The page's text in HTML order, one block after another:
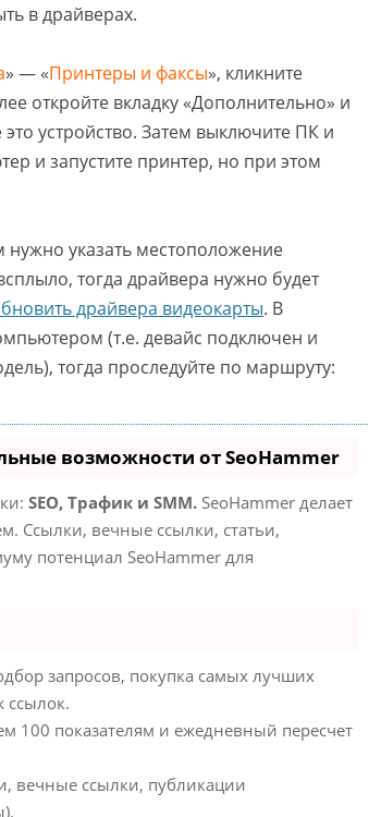
в драйверах.
» — «Принтеры и факсы», кликните
откройте вкладку «Дополнительно» и
устройство. Затем выключите ПК и
и запустите принтер, но при этом
нужно указать местоположение
тогда драйвера нужно будет
драйвера видеокарты. В
(т.е. девайс подключен и
тогда проследуйте по маршруту:
возможности от SeoHammer
SEO, Трафик и SMM. SeoHammer делает
Ссылки, вечные ссылки, статьи,
потенциал SeoHammer для
запросов, покупка самых лучших
ссылок.
100 показателям и ежедневный пересчет
вечные ссылки, публикации